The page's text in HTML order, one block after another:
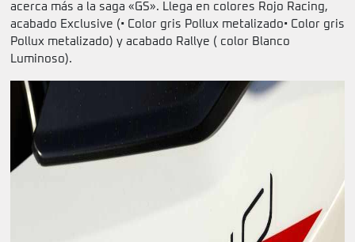
acerca más a la saga «GS». Llega en colores Rojo Racing,
acabado Exclusive (• Color gris Pollux metalizado• Color gris
Pollux metalizado) y acabado Rallye ( color Blanco
Luminoso).